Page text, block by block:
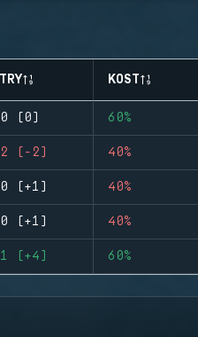
KOST
(0) 60%
(-2) 40%
(+1) 40%
(+1) 40%
(+4) 60%